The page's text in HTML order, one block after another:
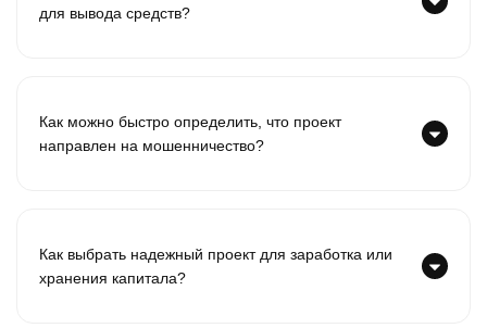
для вывода средств?
Как можно быстро определить, что проект
направлен на мошенничество?
Как выбрать надежный проект для заработка или
хранения капитала?